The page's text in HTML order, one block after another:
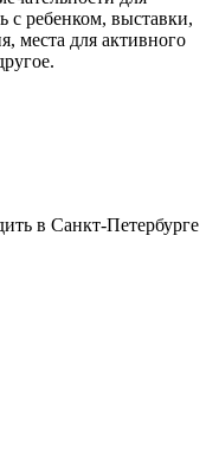
с ребенком, выставки,
места для активного
в Санкт-Петербурге